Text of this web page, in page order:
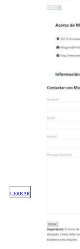
CERRAR